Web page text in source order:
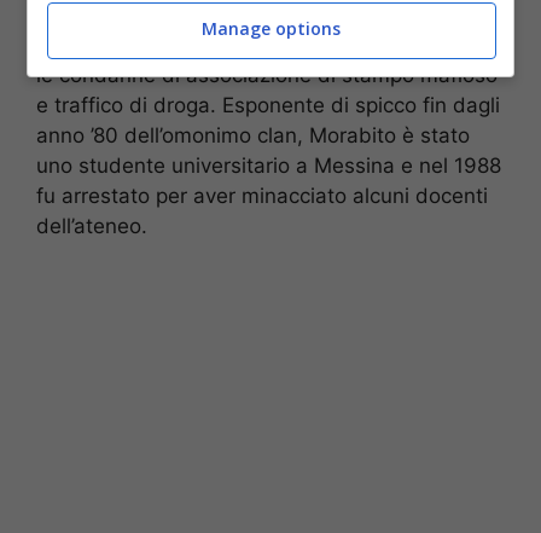
54 anni, originario di Africo nel Reggino,
Morabito deve scontare 30 anni di carcere
le condanne di associazione di stampo mafioso
e traffico di droga. Esponente di spicco fin dagli
anno ’80 dell’omonimo clan, Morabito è stato
uno studente universitario a Messina e nel 1988
fu arrestato per aver minacciato alcuni docenti
dell’ateneo.
Manage options